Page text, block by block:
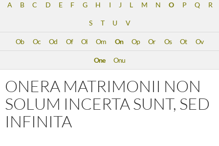
A B C D E F G H I J L M N O P Q R
S T U V
Ob Oc Od Of Ol Om On Op Or Os Ot Ov
One Onu
ONERA MATRIMONII NON
SOLUM INCERTA SUNT, SED
INFINITA